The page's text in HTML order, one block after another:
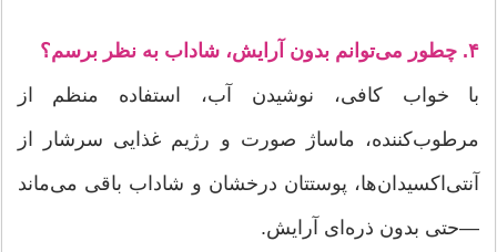
۴. چطور می‌توانم بدون آرایش، شاداب به نظر برسم؟
با خواب کافی، نوشیدن آب، استفاده منظم از
مرطوب‌کننده، ماساژ صورت و رژیم غذایی سرشار از
آنتی‌اکسیدان‌ها، پوستتان درخشان و شاداب باقی می‌ماند
—حتی بدون ذره‌ای آرایش.